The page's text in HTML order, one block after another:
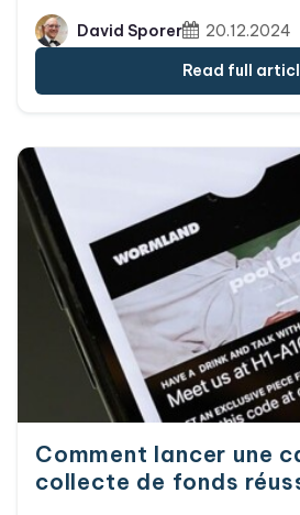
ces cartes peuvent être
qu’Passcreator permette une
complète dans les limites
Google, certains aspects liés
être modifiés. Voici un aperçu
personnalisable et de ce qui ne
que les raisons de ces
David Sporer
20.12.2024
Read full
Comment lancer une
collecte de fonds